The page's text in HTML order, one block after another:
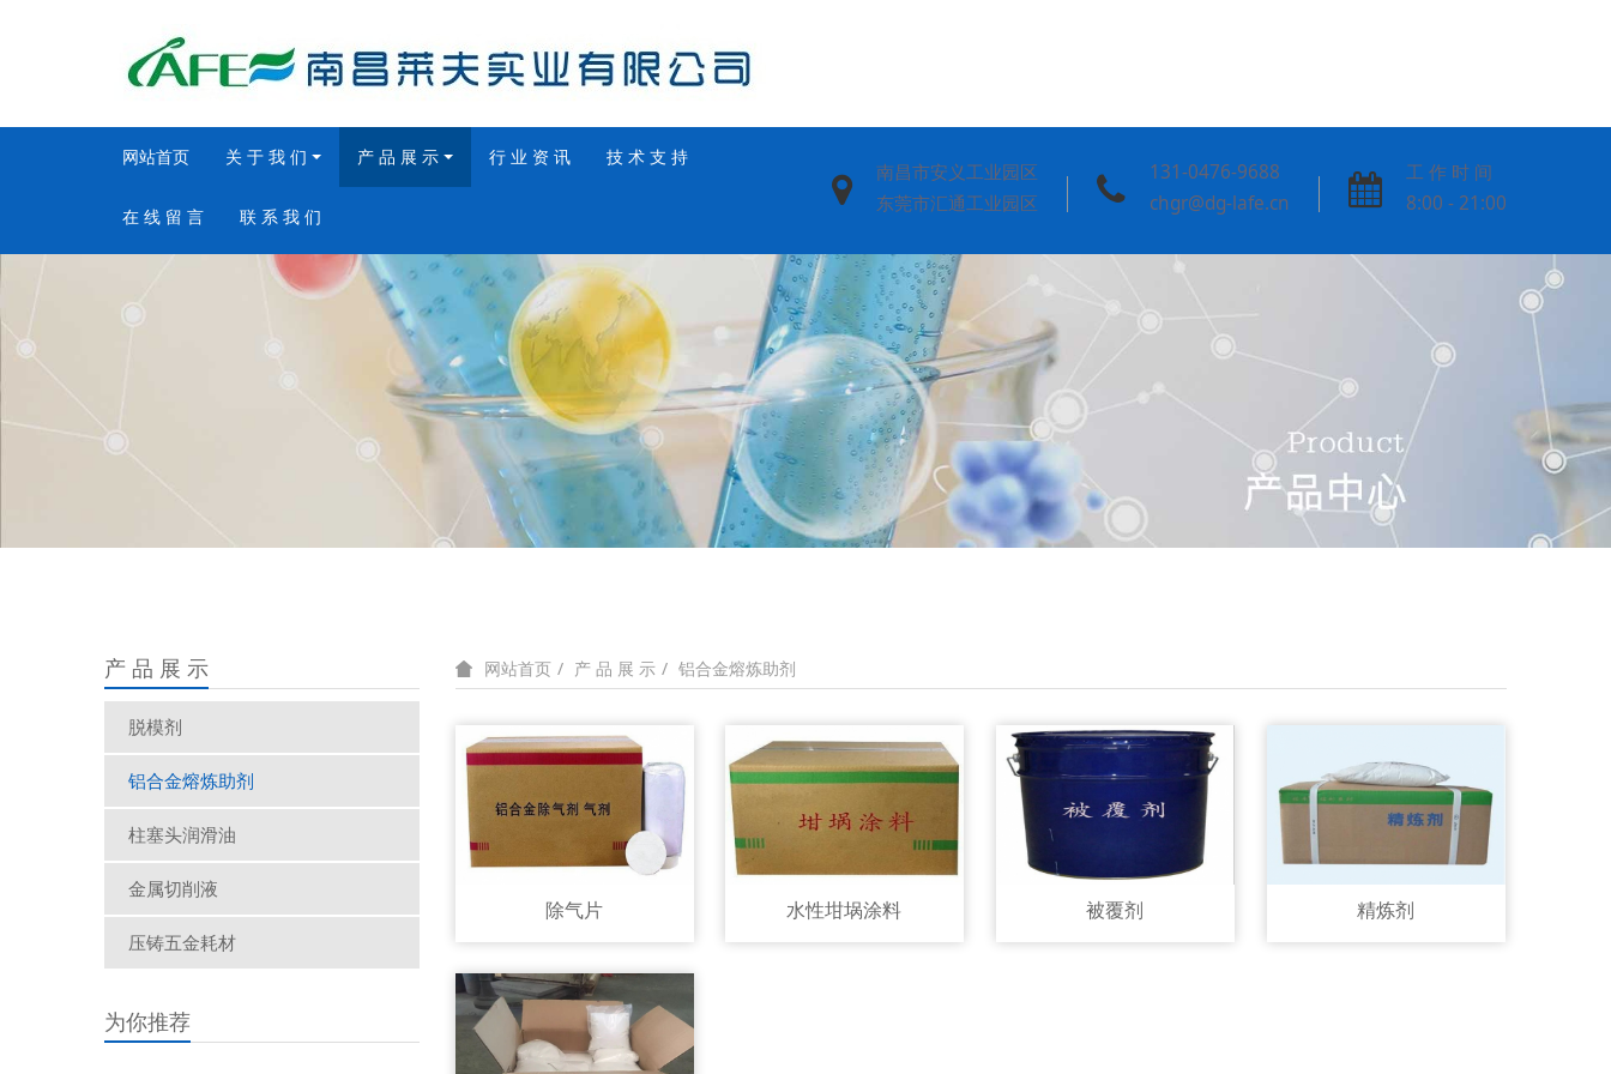
南昌市安义工业园区
东莞市汇通工业园区
131-0476-9688
chgr@dg-lafe.cn
工 作 时 间
8:00 - 21:00
网站首页 关 于 我 们 产 品 展 示 行 业 资 讯 技 术 支 持
在 线 留 言 联 系 我 们
网站首页 产 品 展 示 铝合金熔炼助剂
除气片 水性坩埚涂料 被覆剂 精炼剂
产 品 展 示
脱模剂
铝合金熔炼助剂
柱塞头润滑油
金属切削液
压铸五金耗材
为你推荐